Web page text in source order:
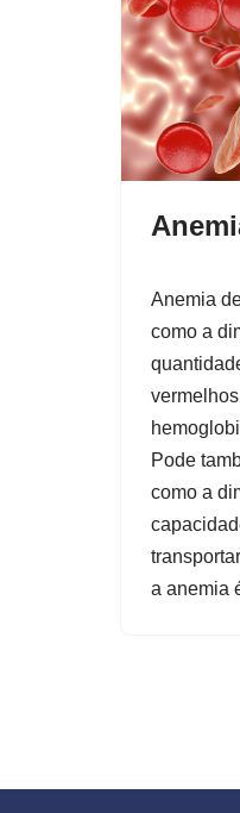
Anemia
como a
Pode
como a
a anemia